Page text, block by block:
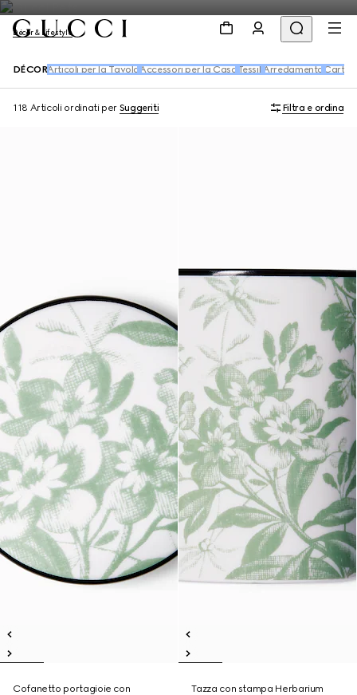
Décor & Lifestyle
DÉCORArticoli per la Tavola Accessori per la Casa Tessili Arredamento Carte
118 Articoli ordinati per Suggeriti Filtra e ordina
Cofanetto portagioie con
Tazza con stampa Herbarium